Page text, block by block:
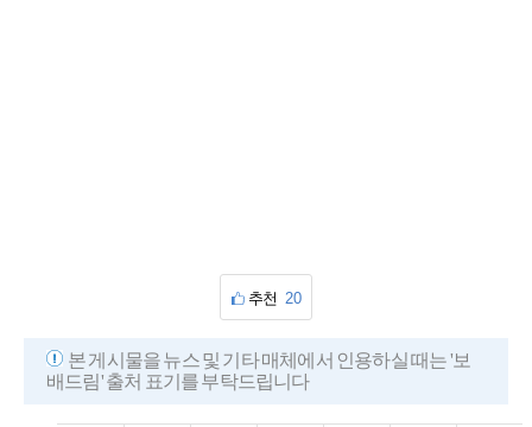
추천 20
본 게시물을 뉴스 및 기타 매체에서 인용하실 때는 '보
배드림' 출처 표기를 부탁드립니다